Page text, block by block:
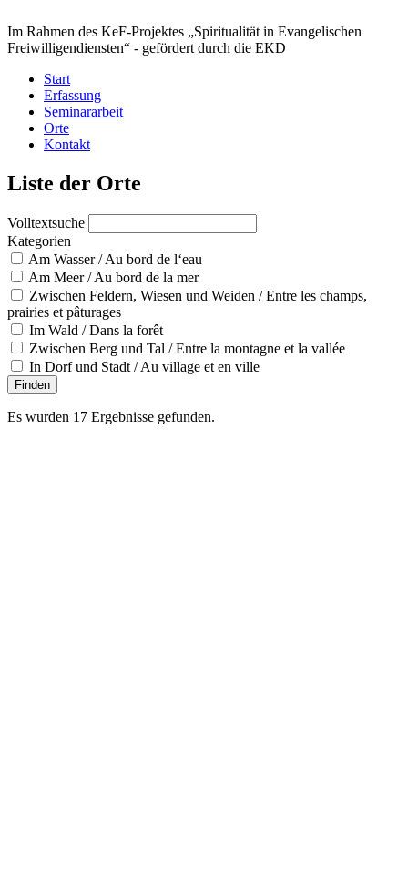
Im Rahmen des KeF-Projektes „Spiritualität in Evangelischen
Freiwilligendiensten“ - gefördert durch die EKD
Start
Erfassung
Seminararbeit
Orte
Kontakt
Liste der Orte
Volltextsuche
Kategorien
Am Wasser / Au bord de l‘eau
Am Meer / Au bord de la mer
Zwischen Feldern, Wiesen und Weiden / Entre les champs,
prairies et pâturages
Im Wald / Dans la forêt
Zwischen Berg und Tal / Entre la montagne et la vallée
In Dorf und Stadt / Au village et en ville
Es wurden 17 Ergebnisse gefunden.